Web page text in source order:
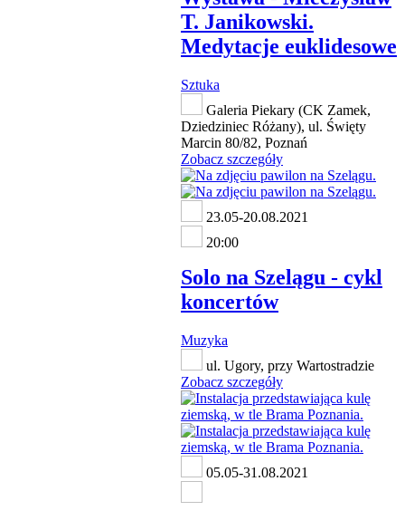
T. Janikowski.
Medytacje euklidesowe
Sztuka
Galeria Piekary (CK Zamek,
Dziedziniec Różany), ul. Święty
Marcin 80/82, Poznań
Zobacz szczegóły
23.05-20.08.2021
20:00
Solo na Szelągu - cykl
koncertów
Muzyka
ul. Ugory, przy Wartostradzie
Zobacz szczegóły
05.05-31.08.2021